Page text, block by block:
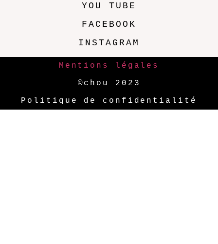
YOU TUBE
FACEBOOK
INSTAGRAM
Mentions légales
©chou 2023
Politique de confidentialité